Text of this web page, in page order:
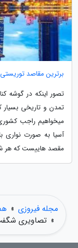
برترین مقاصد توریستی
تصور اینکه در گوشه
تمدن و تاریخی
میخواهیم راجب
آسیا به صورت نواری
مقصد هاییست که هر
مجله فیروزی »
» تصاویری شگفت